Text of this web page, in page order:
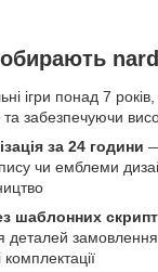
ігри понад 7
забезпечуючи
за 24 години
чи емблеми
шаблонних
деталей